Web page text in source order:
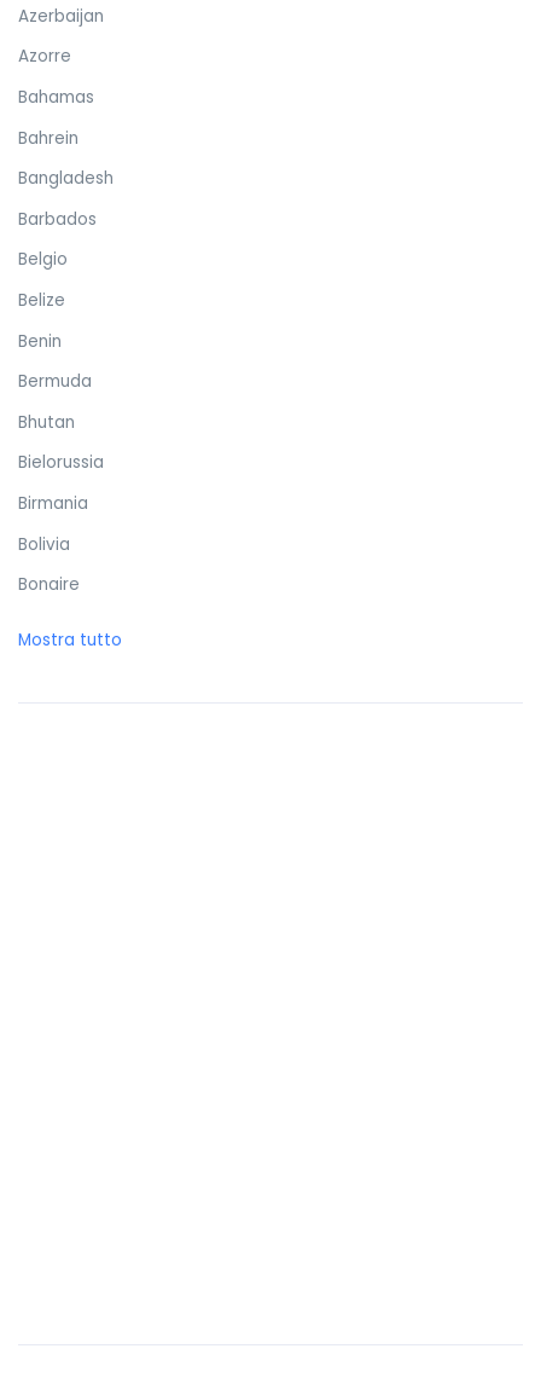
Azerbaijan
Azorre
Bahamas
Bahrein
Bangladesh
Barbados
Belgio
Belize
Benin
Bermuda
Bhutan
Bielorussia
Birmania
Bolivia
Bonaire
Brasile
Mostra tutto